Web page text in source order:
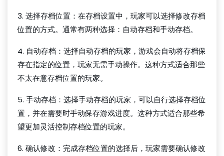
3. 选择存档位置：在存档设置中，玩家可以选择修改存档
位置的方式。通常有两种选择：自动存档和手动存档。
4. 自动存档：选择自动存档的玩家，游戏会自动将存档保
存在指定的位置，玩家无需手动操作。这种方式适合那些
不太在意存档位置的玩家。
5. 手动存档：选择手动存档的玩家，可以自行选择存档位
置，并在需要时手动保存游戏进度。这种方式适合那些希
望更加灵活控制存档位置的玩家。
6. 确认修改：完成存档位置的选择后，玩家需要确认修改